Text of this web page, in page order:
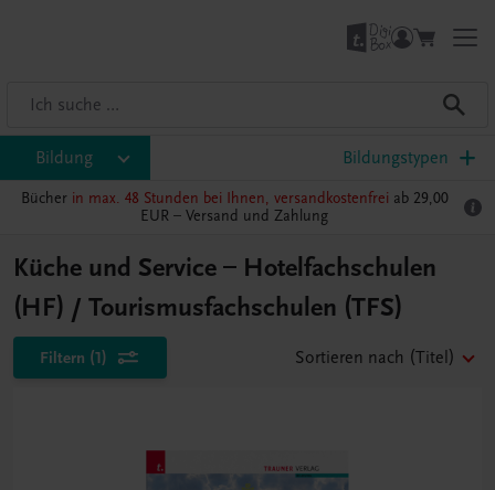
Bildung Bildungstypen
Bücher in max. 48 Stunden bei Ihnen, versandkostenfrei ab 29,00
EUR – Versand und Zahlung
Küche und Service – Hotelfachschulen
(HF) / Tourismusfachschulen (TFS)
Filtern (1) Sortieren nach (Titel)